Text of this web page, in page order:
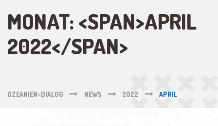
MONAT: <SPAN>APRIL
2022</SPAN>
OZEANIEN-DIALOG NEWS 2022 APRIL